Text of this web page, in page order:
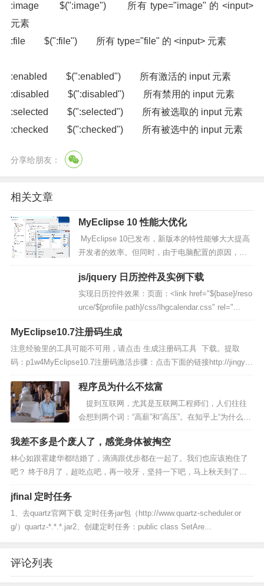
:image $(":image") 所有 type="image" 的 <input>
元素
:file $(":file") 所有 type="file" 的 <input> 元素
:enabled $(":enabled") 所有激活的 input 元素
:disabled $(":disabled") 所有禁用的 input 元素
:selected $(":selected") 所有被选取的 input 元素
:checked $(":checked") 所有被选中的 input 元素
分享给朋友：
相关文章
MyEclipse 10 性能大优化
MyEclipse 10已发布，新版本的特性能够大大提高
开发者的效率。但同时，由于电脑配置的原因，很
多开发者在使用MyEclipse的时候，速度都不是很
快，需要我们对MyEclipse进行...
js/jquery 日历控件及实例下载
实现日历控件效果：页面：<link href="${base}/reso
urce/${profile.path}/css/lhgcalendar.css" rel="...
MyEclipse10.7注册码生成
注意经验里的工具可能不可用，请点击 生成注册码工具 下载。提取
码：p1w4MyEclipse10.7注册码激活步骤：点击下面的链接http://jingya
n.baidu.com/arti...
程序员为什么不炫富
提到互联网，尤其是互联网工程师们，人们往往
会想到两个词：“高薪”和“高压”。在知乎上“为什么很
少见工资高的程序员炫富？”的问题下，一个得票很
高的答案是：“乐意炫富的人，不是因为有钱，而是
因为付出的少...
我差不多是个废人了，感觉身体被掏空
林心如跟霍建华都结婚了，滴滴跟优步都在一起了。我们也应该抱住了
吧？ 终于8月了，超吃点吧，再一咬牙，坚持一下吧，马上秋天到了，
就可以又能马上把肥肉藏起来了。 在这里迫不及待教大家一个夏天过
后...
jfinal 定时任务
1、去quartz官网下载 定时任务jar包（http://www.quartz-scheduler.or
g/）quartz-*.*.*.jar2、创建定时任务：public class SetAre...
评论列表